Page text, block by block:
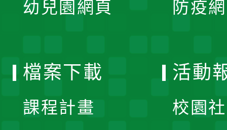
幼兒園網頁 防疫
檔案下載
課程計畫
活動
校園